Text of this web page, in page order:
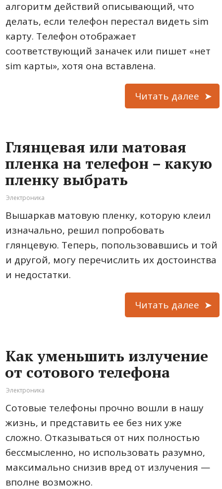
алгоритм действий описывающий, что
делать, если телефон перестал видеть sim
карту. Телефон отображает
соответствующий заначек или пишет «нет
sim карты», хотя она вставлена.
Читать далее
Глянцевая или матовая
пленка на телефон – какую
пленку выбрать
Электроника
Вышаркав матовую пленку, которую клеил
изначально, решил попробовать
глянцевую. Теперь, попользовавшись и той
и другой, могу перечислить их достоинства
и недостатки.
Читать далее
Как уменьшить излучение
от сотового телефона
Электроника
Сотовые телефоны прочно вошли в нашу
жизнь, и представить ее без них уже
сложно. Отказываться от них полностью
бессмысленно, но использовать разумно,
максимально снизив вред от излучения —
вполне возможно.